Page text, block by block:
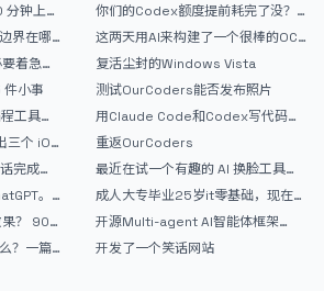
钟上手
界在哪
着急放
件小事
工具
新时代
三个 iOS
3 实
完成一
战记录
。
？一篇
你们的Codex额度提前耗完了没？
戒断反应如何？
这两天用AI来构建了一个很棒的OC
论坛精华区
复活尘封的Windows Vista
测试OurCoders能否发布照片
用Claude Code和Codex写代码真
的爽，但是App怎么挣钱还是很难啊
重返OurCoders
最近在试一个有趣的 AI 换脸工具，
效果挺不错
成人大专毕业25岁it零基础，现在想
考软件设计师，有什么好的建议吗，
谢谢！
开源Multi-agent AI智能体框架
aevatar.ai，欢迎大家贡献代码
开发了一个笑话网站